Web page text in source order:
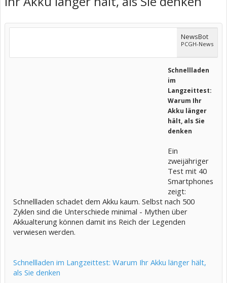
NewsBot
PCGH-News
Schnellladen
im
Langzeittest:
Warum Ihr
Akku länger
hält, als Sie
denken
Ein
zweijähriger
Test mit 40
Smartphones
zeigt:
Schnellladen schadet dem Akku kaum. Selbst nach 500
Zyklen sind die Unterschiede minimal - Mythen über
Akkualterung können damit ins Reich der Legenden
verwiesen werden.
Schnellladen im Langzeittest: Warum Ihr Akku länger hält,
als Sie denken